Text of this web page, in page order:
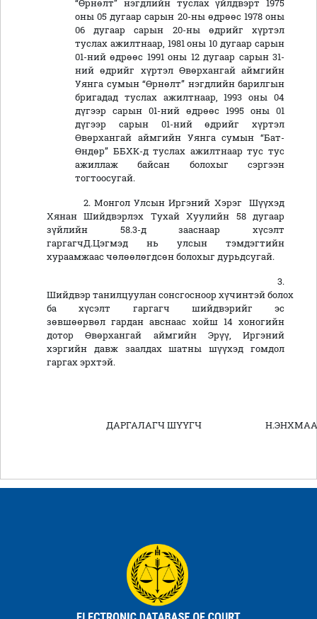
“Өрнөлт” нэгдлийн туслах үйлдвэрт 1975
оны 05 дугаар сарын 20-ны өдрөөс 1978 оны
06 дугаар сарын 20-ны өдрийг хүртэл
туслах ажилтнаар, 1981 оны 10 дугаар сарын
01-ний өдрөөс 1991 оны 12 дугаар сарын 31-
ний өдрийг хүртэл Өвөрхангай аймгийн
Уянга сумын “Өрнөлт” нэгдлийн барилгын
бригадад туслах ажилтнаар, 1993 оны 04
дүгээр сарын 01-ний өдрөөс 1995 оны 01
дүгээр сарын 01-ний өдрийг хүртэл
Өвөрхангай аймгийн Уянга сумын “Бат-
Өндөр” ББХК-д туслах ажилтнаар тус тус
ажиллаж байсан болохыг сэргээн
тогтоосугай.
2. Монгол Улсын Иргэний Хэрэг Шүүхэд
Хянан Шийдвэрлэх Тухай Хуулийн 58 дугаар
зүйлийн 58.3-д зааснаар хүсэлт
гаргагчД.Цэгмэд нь улсын тэмдэгтийн
хураамжаас чөлөөлөгдсөн болохыг дурьдсугай.
3.
Шийдвэр танилцуулан сонсгосноор хүчинтэй болох
ба хүсэлт гаргагч шийдвэрийг эс
зөвшөөрвөл гардан авснаас хойш 14 хоногийн
дотор Өвөрхангай аймгийн Эрүү, Иргэний
хэргийн давж заалдах шатны шүүхэд гомдол
гаргах эрхтэй.
ДАРГАЛАГЧ ШҮҮГЧ Н.ЭНХМАА